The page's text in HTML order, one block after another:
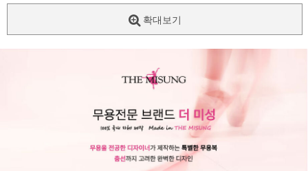
확대보기